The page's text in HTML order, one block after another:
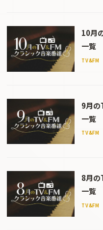
10月
一覧
TV&FM
9月の
一覧
TV&FM
8月の
一覧
TV&FM